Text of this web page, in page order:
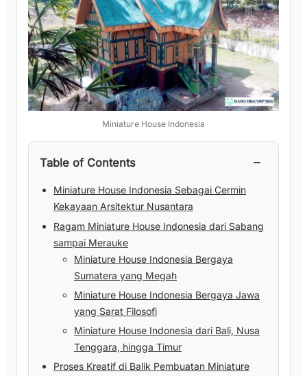
Miniature House Indonesia
Table of Contents −
Miniature House Indonesia Sebagai Cermin
Kekayaan Arsitektur Nusantara
Ragam Miniature House Indonesia dari Sabang
sampai Merauke
Miniature House Indonesia Bergaya
Sumatera yang Megah
Miniature House Indonesia Bergaya Jawa
yang Sarat Filosofi
Miniature House Indonesia dari Bali, Nusa
Tenggara, hingga Timur
Proses Kreatif di Balik Pembuatan Miniature